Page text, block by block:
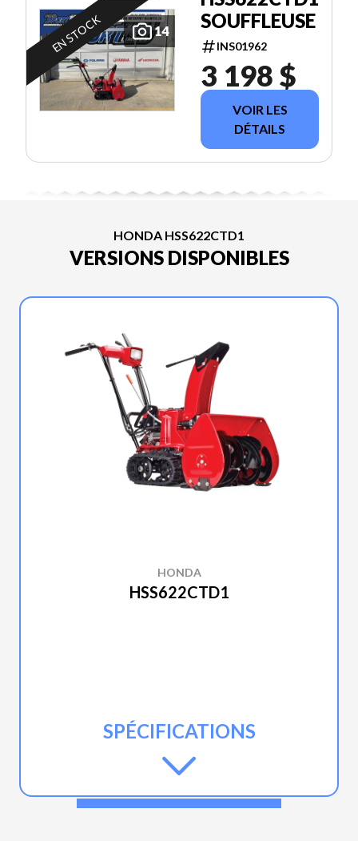
14
EN STOCK
SOUFFLEUSE
INS01962
3 198 $
VOIR LES
DÉTAILS
HONDA HSS622CTD1
VERSIONS DISPONIBLES
HONDA
HSS622CTD1
SPÉCIFICATIONS